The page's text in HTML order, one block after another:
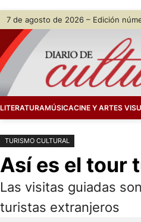
Saltar
contenido
Skip
content
7 de agosto de 2026 – Edición
LITERATURAMÚSICACINE Y ARTES
TURISMO CULTURAL
Así es el tour
Las visitas guiadas
turistas extranjeros